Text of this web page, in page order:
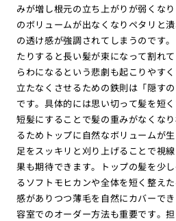
みが増し根元の立ち上がりが弱くな
のボリュームが出なくなりペタリと
の透け感が強調されてしまうのです
たりすると長い髪が束になって割れ
らわになるという悲劇も起こりやす
立たなくさせるための鉄則は「隠す
です。具体的には思い切って髪を短
短髪にすることで髪の重みがなくな
るためトップに自然なボリュームが
足をスッキリと刈り上げることで視
果も期待できます。トップの髪を少
るソフトモヒカンや全体を短く整え
感がありつつ薄毛を自然にカバーで
容室でのオーダー方法も重要です。